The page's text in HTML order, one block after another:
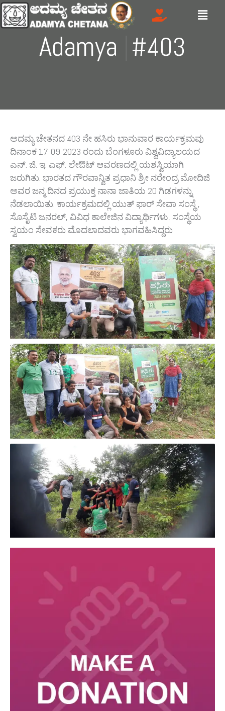
Skip
to
content
Menu
Adamya #403
ಅದಮ್ಯ ಚೇತನದ‌‌ 403 ನೇ ಹಸಿರು ಭಾನುವಾರ ಕಾರ್ಯಕ್ರಮವು
ದಿನಾಂಕ 17-09-2023 ರಂದು ಬೆಂಗಳೂರು ವಿಶ್ವವಿದ್ಯಾಲಯದ
ಎನ್. ಜಿ. ಇ. ಎಫ್. ಲೇಔಟ್ ಆವರಣದಲ್ಲಿ ಯಶಸ್ವಿಯಾಗಿ
ಜರುಗಿತು. ಭಾರತದ ಗೌರವಾನ್ವಿತ ಪ್ರಧಾನಿ ಶ್ರೀ ನರೇಂದ್ರ ಮೋದಿಜಿ
ಅವರ ಜನ್ಮ‌ ದಿನದ ಪ್ರಯುಕ್ತ ನಾನಾ ಜಾತಿಯ 20 ಗಿಡಗಳನ್ನು
ನೆಡಲಾಯಿತು. ಕಾರ್ಯಕ್ರಮದಲ್ಲಿ ಯುತ್‌ ಫಾರ್‌ ಸೇವಾ ಸಂಸ್ಥೆ ,
ಸೊಸೈಟಿ ಜನರಲ್‌, ವಿವಿಧ ಕಾಲೇಜಿನ ವಿದ್ಯಾರ್ಥಿಗಳು, ಸಂಸ್ಥೆಯ
ಸ್ವಯಂ ಸೇವಕರು ಮೊದಲಾದವರು ಭಾಗವಹಿಸಿದ್ದರು